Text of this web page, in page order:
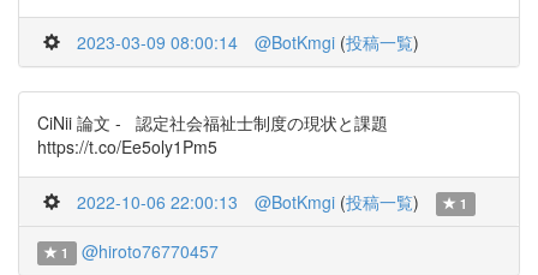
2023-03-09 08:00:14 @BotKmgi (投稿一覧)
CiNii 論文 - 認定社会福祉士制度の現状と課題
https://t.co/Ee5oly1Pm5
2022-10-06 22:00:13 @BotKmgi (投稿一覧) 1
1 @hiroto76770457